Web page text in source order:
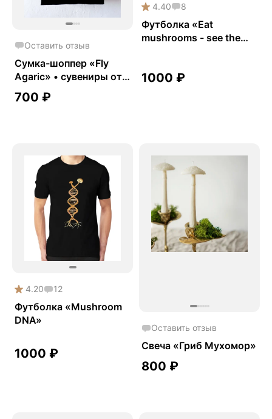
Оставить отзыв
Сумка-шоппер «Fly
Agaric» • сувениры от
Fungiline
700 ₽
4.40 8
Футболка «Eat
mushrooms - see the
1000 ₽
4.20 12
Футболка «Mushroom
DNA»
1000 ₽
Оставить отзыв
Свеча «Гриб Мухомор»
800 ₽